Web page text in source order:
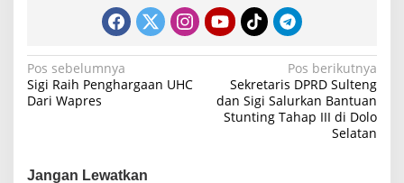
N
a
g
Pos sebelumnya
Sigi Raih Penghargaan UHC
Dari Wapres
Pos berikutnya
Sekretaris DPRD Sulteng
dan Sigi Salurkan Bantuan
Stunting Tahap III di Dolo
Selatan
Jangan Lewatkan